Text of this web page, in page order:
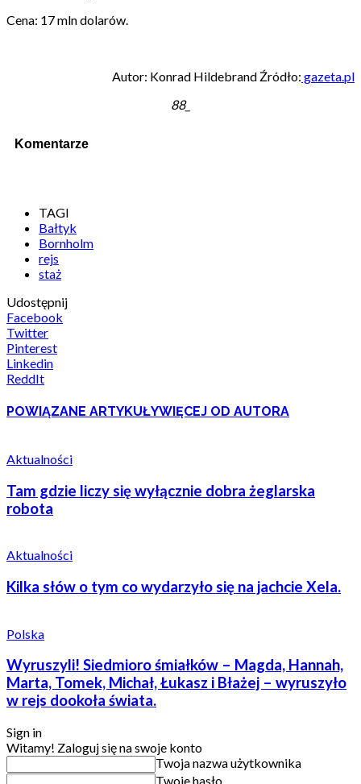
Cena: 17 mln dolarów.
Autor: Konrad Hildebrand Źródło: gazeta.pl
88_
Komentarze
TAGI
Bałtyk
Bornholm
rejs
staż
Udostępnij
Facebook
Twitter
Pinterest
Linkedin
ReddIt
POWIĄZANE ARTYKUŁYWIĘCEJ OD AUTORA
Aktualności
Tam gdzie liczy się wyłącznie dobra żeglarska
robota
Aktualności
Kilka słów o tym co wydarzyło się na jachcie Xela.
Polska
Wyruszyli! Siedmioro śmiałków – Magda, Hannah,
Marta, Tomek, Michał, Łukasz i Błażej – wyruszyło
w rejs dookoła świata.
Sign in
Witamy! Zaloguj się na swoje konto
Twoja nazwa użytkownika
Twoje hasło